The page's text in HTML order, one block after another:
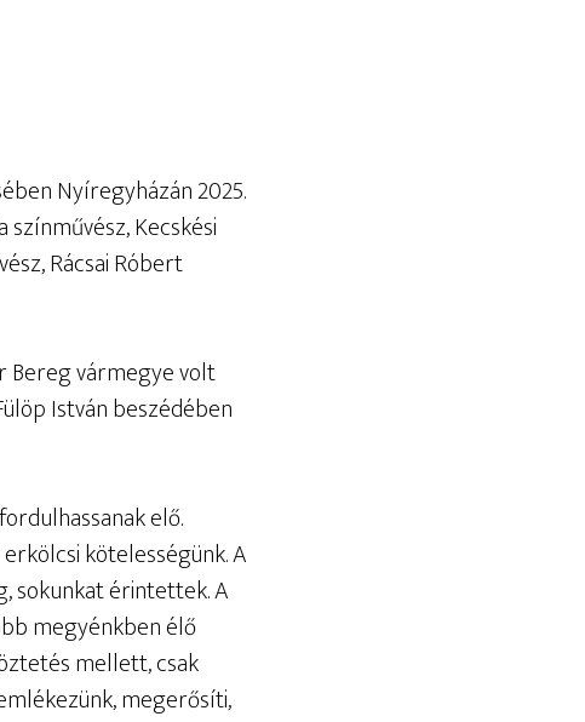
Nyíregyházán 2025.
Kecskési
Rácsai Róbert
Bereg vármegye volt
István beszédében
elő.
kötelességünk. A
sokunkat érintettek. A
megyénkben élő
mellett, csak
megerősíti,